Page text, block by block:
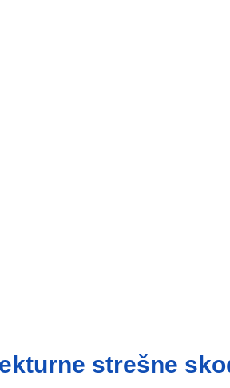
strešne